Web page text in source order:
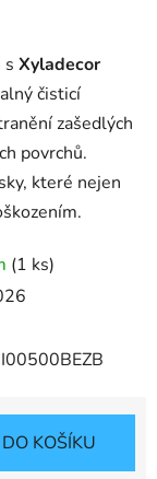
s Xyladecor
čisticí
zašedlých
povrchů.
které nejen
(1 ks)
DO KOŠÍKU